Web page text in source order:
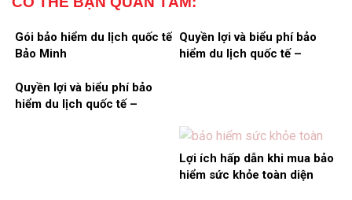
Gói bảo hiểm du lịch quốc tế
Bảo Minh
Quyền lợi và biểu phí bảo
hiểm du lịch quốc tế –
Quyền lợi và biểu phí bảo
hiểm du lịch quốc tế –
Lợi ích hấp dẫn khi mua bảo
hiểm sức khỏe toàn diện